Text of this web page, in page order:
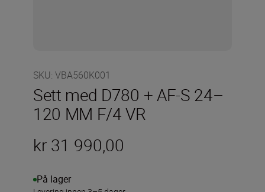
SKU: VBA560K001
Sett med D780 + AF-S 24–
120 MM F/4 VR
kr 31 990,00
På lager